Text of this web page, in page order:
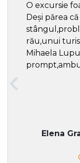
O excursie
Deși părea
rău,unui
Mihaela
Elena